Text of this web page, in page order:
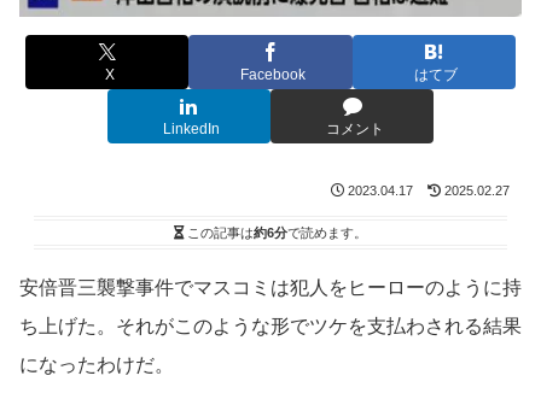
X Facebook はてブ
LinkedIn コメント
2023.04.17 2025.02.27
この記事は約6分で読めます。
安倍晋三襲撃事件でマスコミは犯人をヒーローのように持
ち上げた。それがこのような形でツケを支払わされる結果
になったわけだ。